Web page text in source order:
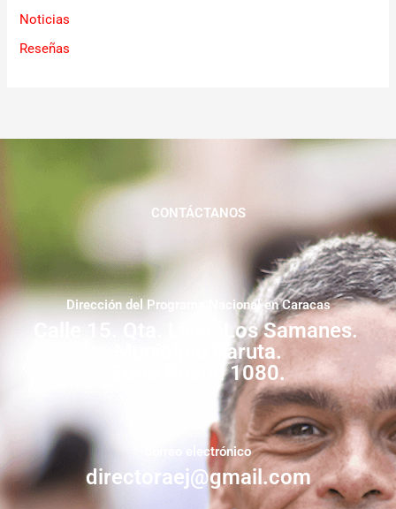
Noticias
Reseñas
CONTÁCTANOS
Dirección del Programa Nacional en Caracas
Calle 15. Qta. Livia. Los Samanes.
Municipio Baruta.
Zona Postal 1080.
correo electrónico
directoraej@gmail.com